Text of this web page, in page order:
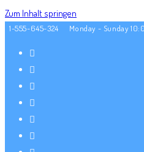
Zum Inhalt springen
1-555-645-324 Monday - Sunday